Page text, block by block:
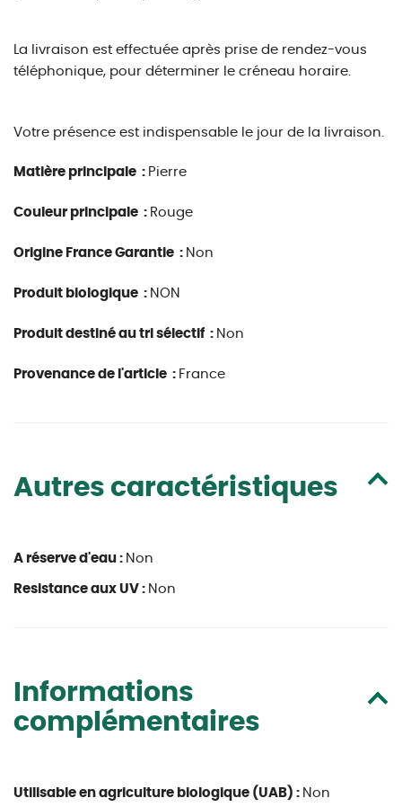
La livraison est effectuée après prise de rendez-vous
téléphonique, pour déterminer le créneau horaire.
Votre présence est indispensable le jour de la livraison.
Matière principale : Pierre
Couleur principale : Rouge
Origine France Garantie : Non
Produit biologique : NON
Produit destiné au tri sélectif : Non
Provenance de l'article : France
Autres caractéristiques
A réserve d'eau : Non
Resistance aux UV : Non
Informations
complémentaires
Utilisable en agriculture biologique (UAB) : Non